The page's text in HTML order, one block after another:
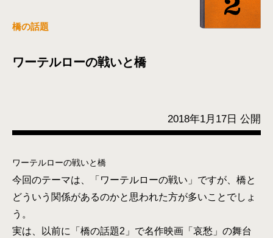
橋の話題
ワーテルローの戦いと橋
2018年1月17日 公開
ワーテルローの戦いと橋
今回のテーマは、「ワーテルローの戦い」ですが、橋と
どういう関係があるのかと思われた方が多いことでしょ
う。
実は、以前に「橋の話題2」で名作映画「哀愁」の舞台